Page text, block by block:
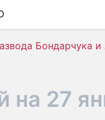
ШОУ-БИЗНЕС
АВТО
Бондарчука
на 27